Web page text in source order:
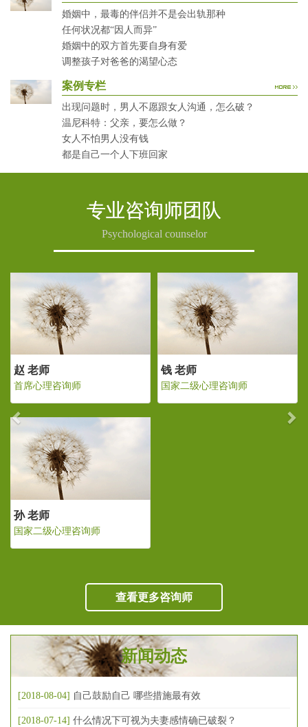
婚姻中，最毒的伴侣并不是会出轨那种
任何状况都“因人而异”
婚姻中的双方首先要自身有爱
调整孩子对爸爸的渴望心态
案例专栏
出现问题时，男人不愿跟女人沟通，怎么破？
温尼科特：父亲，要怎么做？
女人不怕男人没有钱
都是自己一个人下班回家
专业咨询师团队
Psychological counselor
级心理咨询师 首席心理咨询师
Previous
查看更多咨询师
新闻动态
[2018-08-04] 自己鼓励自己 哪些措施最有效
[2018-07-14] 什么情况下可视为夫妻感情确已破裂？